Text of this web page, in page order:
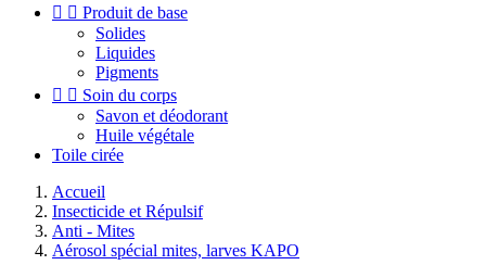
  Produit de base
Solides
Liquides
Pigments
  Soin du corps
Savon et déodorant
Huile végétale
Toile cirée
Accueil
Insecticide et Répulsif
Anti - Mites
Aérosol spécial mites, larves KAPO